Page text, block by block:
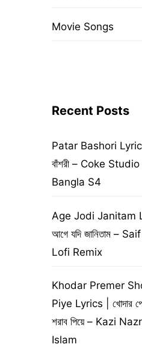
Movie Songs
Recent Posts
Patar Bashori
বাঁশরী – Coke Studio
Bangla S4
Age Jodi Janitam
আগে যদি জানিতাম –
Lofi Remix
Khodar Premer
Piye Lyrics | খোদার
শরাব পিয়ে – Kazi
Islam